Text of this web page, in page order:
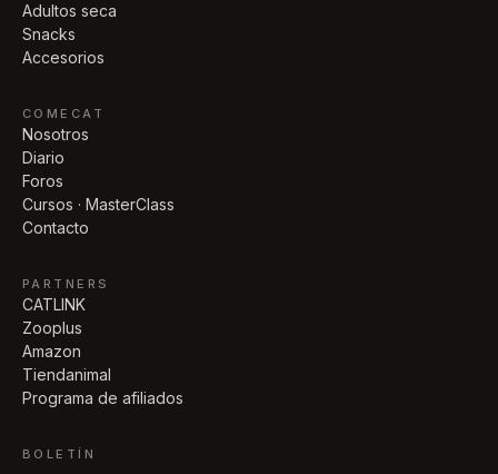
Adultos seca
Snacks
Accesorios
COMECAT
Nosotros
Diario
Foros
Cursos · MasterClass
Contacto
PARTNERS
CATLINK
Zooplus
Amazon
Tiendanimal
Programa de afiliados
BOLETÍN